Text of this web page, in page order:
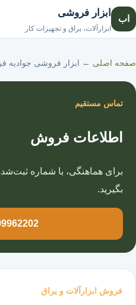
اب
ابزار فروشی
ابزارآلات، یراق و تجهیزات کار
صفحه اصلی ← ابزار فروشی جوادیه
فروش ابزارآلات و یراق
تماس مستقیم
اطلاعات فروش
برای هماهنگی، با شماره
بگیرید.